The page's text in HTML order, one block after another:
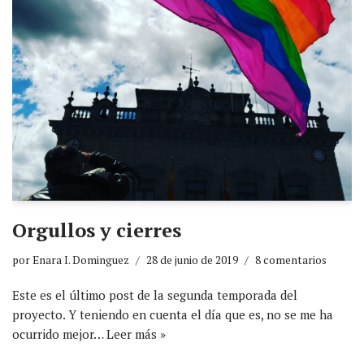
Orgullos y cierres
porEnara I. Dominguez 28 de junio de 2019 8 comentarios
Este es el último post de la segunda temporada del
proyecto. Y teniendo en cuenta el día que es, no se me ha
ocurrido mejor…Leer más »